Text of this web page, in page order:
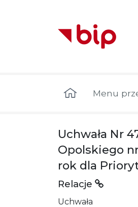
Menu
Uchwała Nr
Opolskiego
rok dla
Relacje
Uchwała